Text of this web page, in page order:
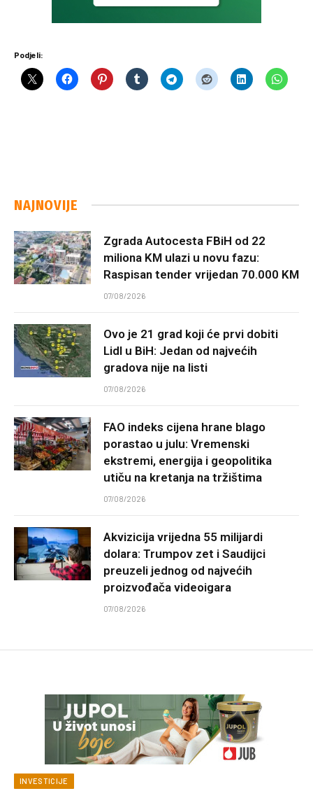
Podjeli:
NAJNOVIJE
Zgrada Autocesta FBiH od 22
miliona KM ulazi u novu fazu:
Raspisan tender vrijedan 70.000 KM
07/08/2026
Ovo je 21 grad koji će prvi dobiti
Lidl u BiH: Jedan od najvećih
gradova nije na listi
07/08/2026
FAO indeks cijena hrane blago
porastao u julu: Vremenski
ekstremi, energija i geopolitika
utiču na kretanja na tržištima
07/08/2026
Akvizicija vrijedna 55 milijardi
dolara: Trumpov zet i Saudijci
preuzeli jednog od najvećih
proizvođača videoigara
07/08/2026
INVESTICIJE